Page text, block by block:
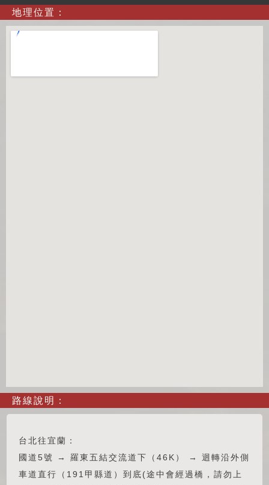
地理位置：
路線說明：
台北往宜蘭：
國道5號 → 羅東五結交流道下（46K） → 迴轉沿外側
車道直行（191甲縣道）到底(途中會經過橋，請勿上